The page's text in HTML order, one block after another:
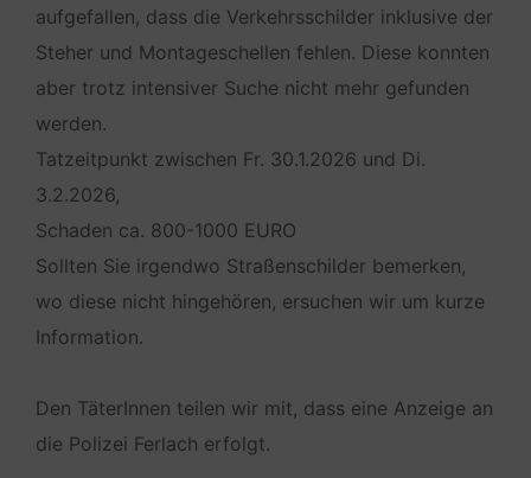
aufgefallen, dass die Verkehrsschilder inklusive der
Steher und Montageschellen fehlen. Diese konnten
aber trotz intensiver Suche nicht mehr gefunden
werden.
Tatzeitpunkt zwischen Fr. 30.1.2026 und Di.
3.2.2026,
Schaden ca. 800-1000 EURO
Sollten Sie irgendwo Straßenschilder bemerken,
wo diese nicht hingehören, ersuchen wir um kurze
Information.
Den TäterInnen teilen wir mit, dass eine Anzeige an
die Polizei Ferlach erfolgt.